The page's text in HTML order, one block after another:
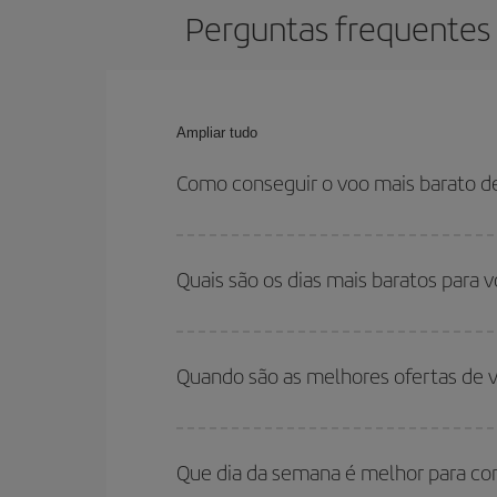
Perguntas frequentes
Ampliar tudo
Como conseguir o voo mais barato
em relação às datas e horários de sua ida e volta.
Quais são os dias mais baratos para
para onde você quer ir e quais datas você
volta, para que você possa encontrar a melhor
Quando são as melhores ofertas de
são considerados alta temporada. Além disso,
encontrará.
Que dia da semana é melhor para